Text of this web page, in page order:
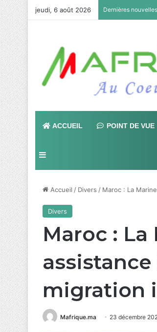
jeudi, 6 août 2026 Dernières nouvelles
ACCUEIL POINT DE VUE
Sidebar (barre latérale)
Accueil / Divers / Maroc : La
Divers
Maroc :
assistance
migration
Mafrique.ma 23 décembre